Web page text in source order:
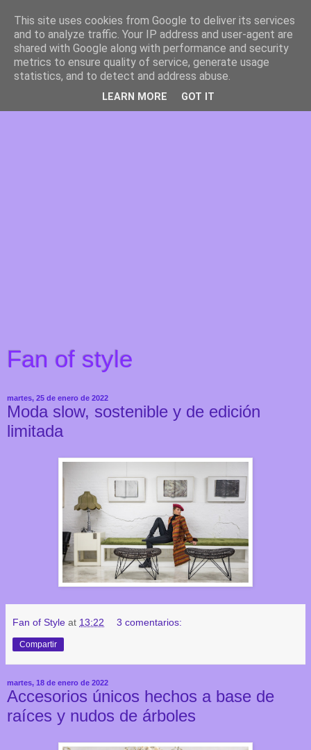
Fan of style
martes, 25 de enero de 2022
Moda slow, sostenible y de edición
limitada
Fan of Style at 13:22 3 comentarios:
Compartir
martes, 18 de enero de 2022
Accesorios únicos hechos a base de
raíces y nudos de árboles
This site uses cookies from Google to deliver its services
and to analyze traffic. Your IP address and user-agent are
shared with Google along with performance and security
metrics to ensure quality of service, generate usage
statistics, and to detect and address abuse.
LEARN MORE GOT IT